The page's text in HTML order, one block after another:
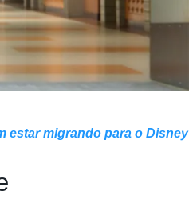
estar migrando para o Disney